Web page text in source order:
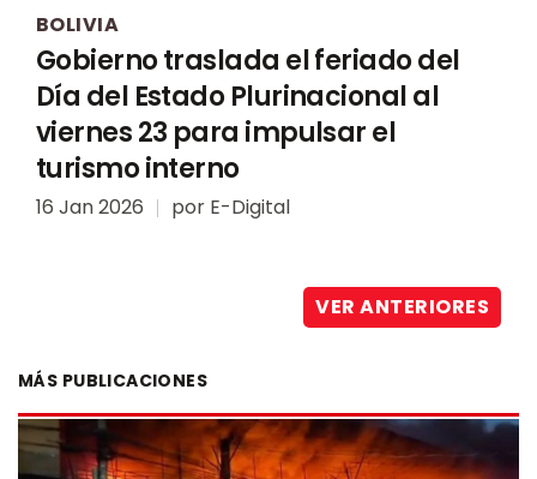
BOLIVIA
Gobierno traslada el feriado del
Día del Estado Plurinacional al
viernes 23 para impulsar el
turismo interno
16 Jan 2026 por E-Digital
VER ANTERIORES
MÁS PUBLICACIONES